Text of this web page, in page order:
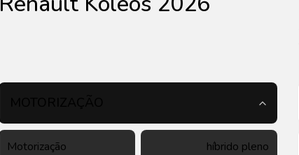
Motorização híbrido pleno